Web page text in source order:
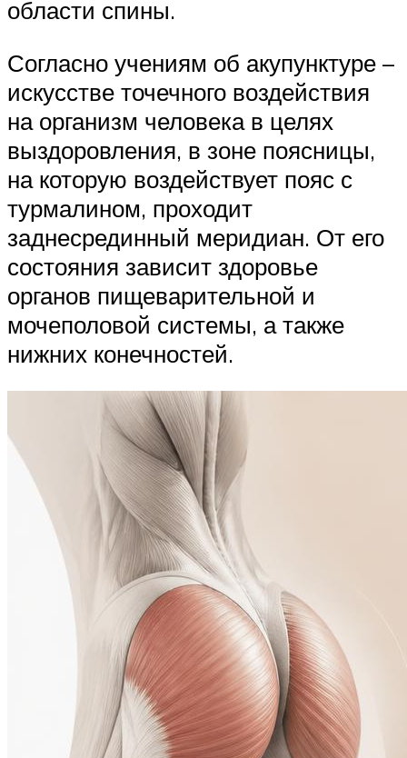
области спины.
Согласно учениям об акупунктуре –
искусстве точечного воздействия
на организм человека в целях
выздоровления, в зоне поясницы,
на которую воздействует пояс с
турмалином, проходит
заднесрединный меридиан. От его
состояния зависит здоровье
органов пищеварительной и
мочеполовой системы, а также
нижних конечностей.